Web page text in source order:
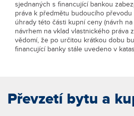
sjednaných s financující bankou
práva k předmětu budoucího
úhrady této části kupní ceny (návrh
návrhem na vklad vlastnického práva
vědomí, že po určitou krátkou dobu
financující banky stále uvedeno v
Převzetí bytu a